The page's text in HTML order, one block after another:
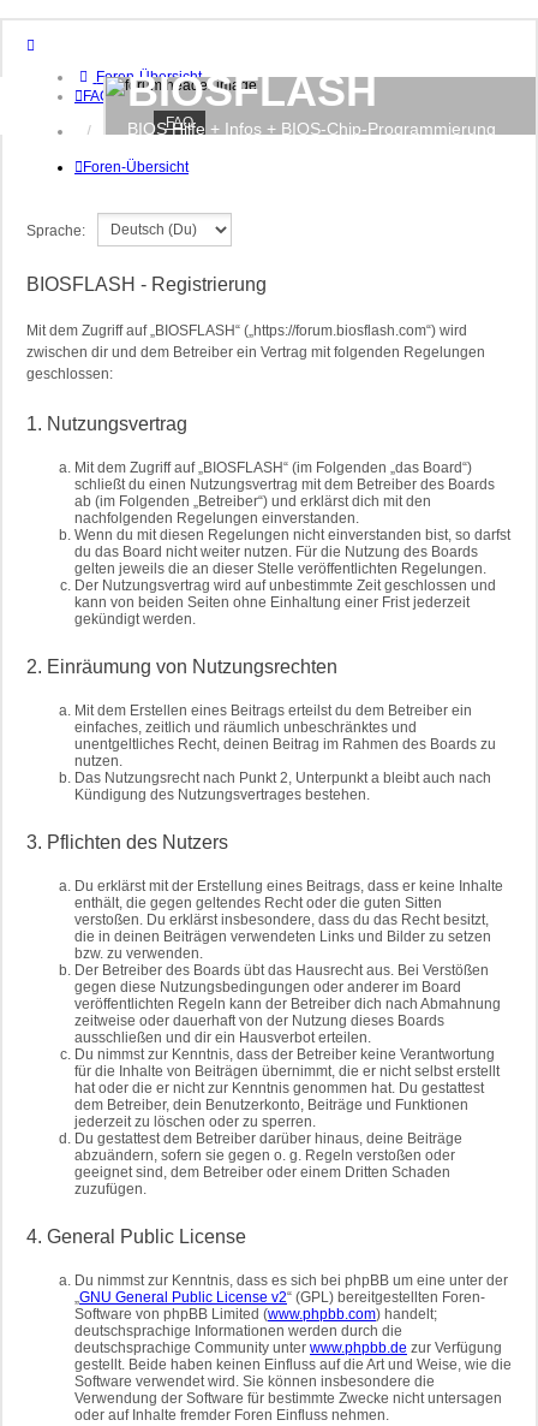
Foren-Übersicht
FAQ
Anmelden
BIOSFLASH
BIOS Hilfe + Infos + BIOS-Chip-Programmierung
FAQ
Foren-Übersicht
Sprache:
BIOSFLASH - Registrierung
Mit dem Zugriff auf „BIOSFLASH“ („https://forum.biosflash.com“) wird
zwischen dir und dem Betreiber ein Vertrag mit folgenden Regelungen
geschlossen:
1. Nutzungsvertrag
Mit dem Zugriff auf „BIOSFLASH“ (im Folgenden „das Board“)
schließt du einen Nutzungsvertrag mit dem Betreiber des Boards
ab (im Folgenden „Betreiber“) und erklärst dich mit den
nachfolgenden Regelungen einverstanden.
Wenn du mit diesen Regelungen nicht einverstanden bist, so darfst
du das Board nicht weiter nutzen. Für die Nutzung des Boards
gelten jeweils die an dieser Stelle veröffentlichten Regelungen.
Der Nutzungsvertrag wird auf unbestimmte Zeit geschlossen und
kann von beiden Seiten ohne Einhaltung einer Frist jederzeit
gekündigt werden.
2. Einräumung von Nutzungsrechten
Mit dem Erstellen eines Beitrags erteilst du dem Betreiber ein
einfaches, zeitlich und räumlich unbeschränktes und
unentgeltliches Recht, deinen Beitrag im Rahmen des Boards zu
nutzen.
Das Nutzungsrecht nach Punkt 2, Unterpunkt a bleibt auch nach
Kündigung des Nutzungsvertrages bestehen.
3. Pflichten des Nutzers
Du erklärst mit der Erstellung eines Beitrags, dass er keine Inhalte
enthält, die gegen geltendes Recht oder die guten Sitten
verstoßen. Du erklärst insbesondere, dass du das Recht besitzt,
die in deinen Beiträgen verwendeten Links und Bilder zu setzen
bzw. zu verwenden.
Der Betreiber des Boards übt das Hausrecht aus. Bei Verstößen
gegen diese Nutzungsbedingungen oder anderer im Board
veröffentlichten Regeln kann der Betreiber dich nach Abmahnung
zeitweise oder dauerhaft von der Nutzung dieses Boards
ausschließen und dir ein Hausverbot erteilen.
Du nimmst zur Kenntnis, dass der Betreiber keine Verantwortung
für die Inhalte von Beiträgen übernimmt, die er nicht selbst erstellt
hat oder die er nicht zur Kenntnis genommen hat. Du gestattest
dem Betreiber, dein Benutzerkonto, Beiträge und Funktionen
jederzeit zu löschen oder zu sperren.
Du gestattest dem Betreiber darüber hinaus, deine Beiträge
abzuändern, sofern sie gegen o. g. Regeln verstoßen oder
geeignet sind, dem Betreiber oder einem Dritten Schaden
zuzufügen.
4. General Public License
Du nimmst zur Kenntnis, dass es sich bei phpBB um eine unter der
„GNU General Public License v2“ (GPL) bereitgestellten Foren-
Software von phpBB Limited (www.phpbb.com) handelt;
deutschsprachige Informationen werden durch die
deutschsprachige Community unter www.phpbb.de zur Verfügung
gestellt. Beide haben keinen Einfluss auf die Art und Weise, wie die
Software verwendet wird. Sie können insbesondere die
Verwendung der Software für bestimmte Zwecke nicht untersagen
oder auf Inhalte fremder Foren Einfluss nehmen.